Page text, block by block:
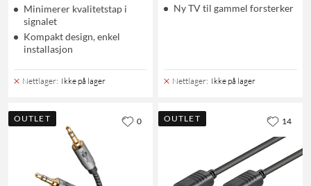
Minimerer kvalitetstap i
signalet
Kompakt design, enkel
installasjon
Nettlager: Ikke på lager
Ny TV til gammel forsterker
Nettlager: Ikke på lager
OUTLET 0 OUTLET 14